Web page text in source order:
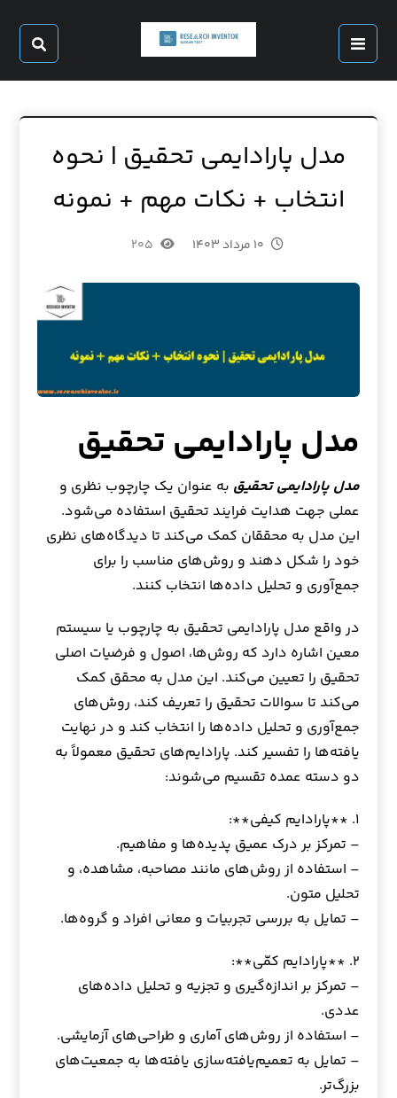
مدل پارادایمی تحقیق | نحوه
انتخاب + نکات مهم + نمونه
۱۰ مرداد ۱۴۰۳ ۲۰۵
مدل پارادایمی تحقیق
مدل پارادایمی تحقیق به عنوان یک چارچوب نظری و
عملی جهت هدایت فرایند تحقیق استفاده می‌شود.
این مدل به محققان کمک می‌کند تا دیدگاه‌های نظری
خود را شکل دهند و روش‌های مناسب را برای
جمع‌آوری و تحلیل داده‌ها انتخاب کنند.
در واقع مدل پارادایمی تحقیق به چارچوب یا سیستم
معین اشاره دارد که روش‌ها، اصول و فرضیات اصلی
تحقیق را تعیین می‌کند. این مدل به محقق کمک
می‌کند تا سوالات تحقیق را تعریف کند، روش‌های
جمع‌آوری و تحلیل داده‌ها را انتخاب کند و در نهایت
یافته‌ها را تفسیر کند. پارادایم‌های تحقیق معمولاً به
دو دسته عمده تقسیم می‌شوند:
۱. **پارادایم کیفی**:
– تمرکز بر درک عمیق پدیده‌ها و مفاهیم.
– استفاده از روش‌های مانند مصاحبه، مشاهده، و
تحلیل متون.
– تمایل به بررسی تجربیات و معانی افراد و گروه‌ها.
۲. **پارادایم کمّی**:
– تمرکز بر اندازه‌گیری و تجزیه و تحلیل داده‌های
عددی.
– استفاده از روش‌های آماری و طراحی‌های آزمایشی.
– تمایل به تعمیم‌یافته‌سازی یافته‌ها به جمعیت‌های
بزرگ‌تر.